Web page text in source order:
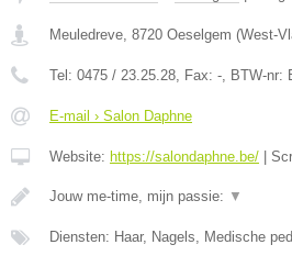
Meuledreve, 8720 Oeselgem (West-
Tel: 0475 / 23.25.28, Fax: -, BTW-nr:
E-mail › Salon Daphne
Website: https://salondaphne.be/
Jouw me-time, mijn passie: ▼
Diensten: Haar, Nagels, Medische